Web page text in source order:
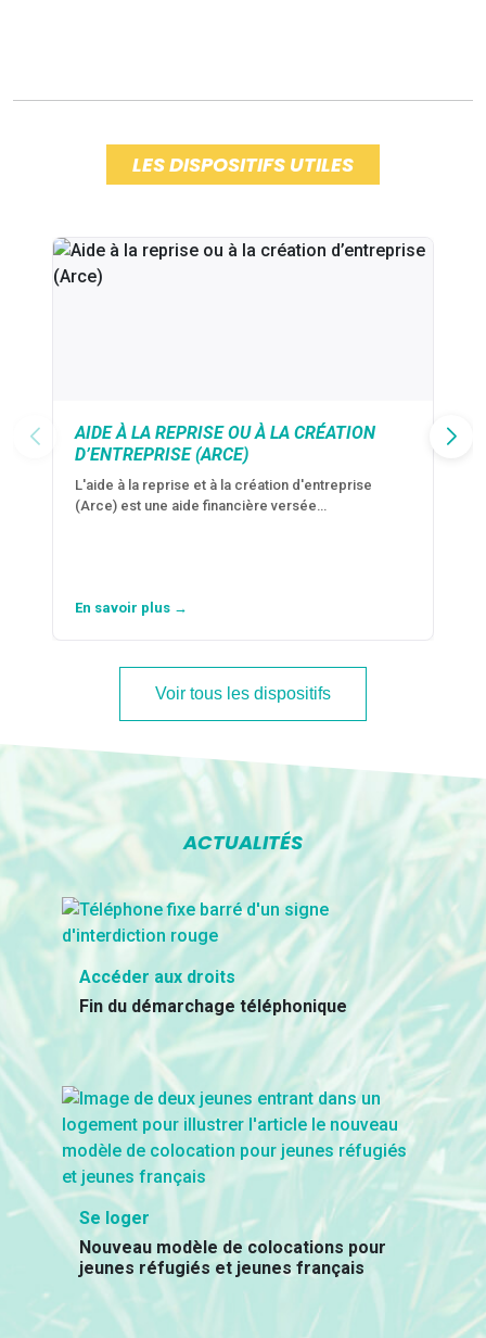
LES DISPOSITIFS UTILES
AIDE À LA REPRISE OU À LA CRÉATION
D’ENTREPRISE (ARCE)
L'aide à la reprise et à la création d'entreprise
(Arce) est une aide financière versée…
En savoir plus →
Voir tous les dispositifs
ACTUALITÉS
Accéder aux droits
Fin du démarchage téléphonique
Se loger
Nouveau modèle de colocations pour
jeunes réfugiés et jeunes français